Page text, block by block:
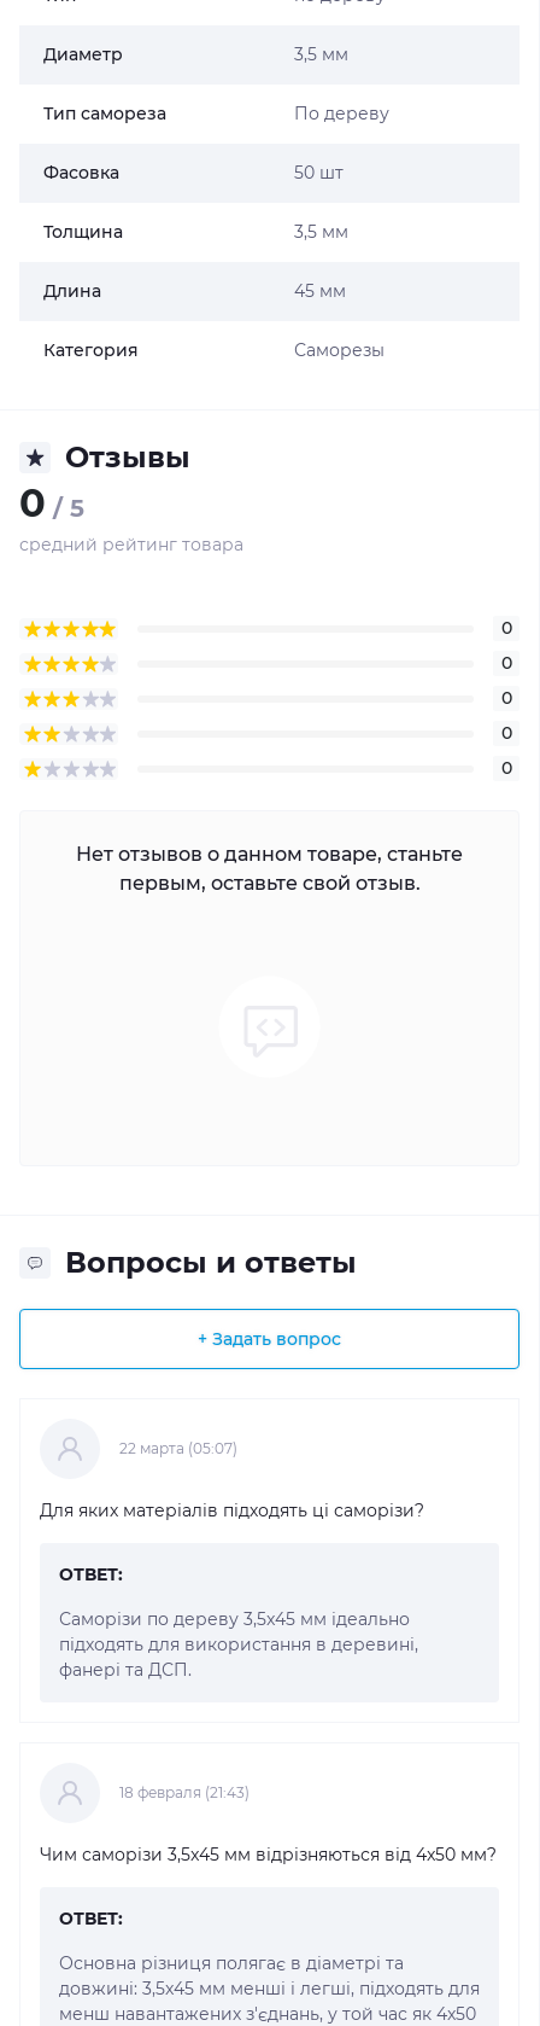
Диаметр 3,5 мм
Тип самореза По дереву
Фасовка 50 шт
Толщина 3,5 мм
Длина 45 мм
Категория Саморезы
Отзывы
0 / 5
средний рейтинг товара
0
0
0
0
0
Нет отзывов о данном товаре, станьте
первым, оставьте свой отзыв.
Вопросы и ответы
+ Задать вопрос
22 марта (05:07)
Для яких матеріалів підходять ці саморізи?
ОТВЕТ:
Саморізи по дереву 3,5x45 мм ідеально
підходять для використання в деревині,
фанері та ДСП.
18 февраля (21:43)
Чим саморізи 3,5x45 мм відрізняються від 4x50 мм?
ОТВЕТ:
Основна різниця полягає в діаметрі та
довжині: 3,5x45 мм менші і легші, підходять для
менш навантажених з'єднань, у той час як 4x50